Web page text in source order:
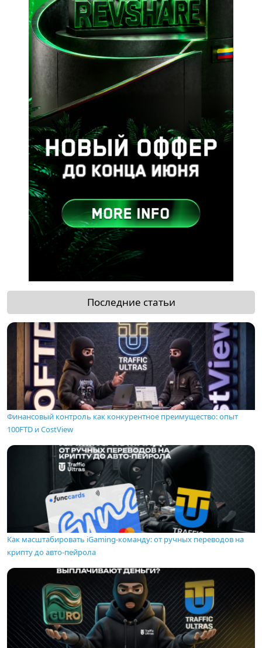
Последние статьи
Финансовый контроль как конкурентное преимущество: опыт
100FTD и CostView
Как масштабировать iGaming-команду: от ручных переводов на
крипту до авто-пейрола